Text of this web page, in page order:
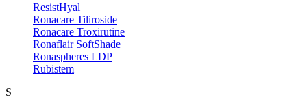
ResistHyal
Ronacare Tiliroside
Ronacare Troxirutine
Ronaflair SoftShade
Ronaspheres LDP
Rubistem
S